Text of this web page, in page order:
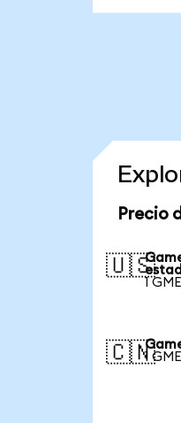
Precio
🇺🇸
1
🇨🇳
1